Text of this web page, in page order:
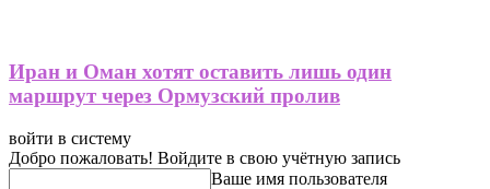
Иран и Оман хотят оставить лишь один
маршрут через Ормузский пролив
войти в систему
Добро пожаловать! Войдите в свою учётную запись
Ваше имя пользователя